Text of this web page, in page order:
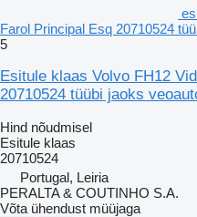
Farol Principal Esq 20710524
5
Esitule klaas Volvo FH12
20710524 tüübi jaoks
Hind nõudmisel
Esitule klaas
20710524
Portugal, Leiria
PERALTA & COUTINHO S.A.
Võta ühendust müüjaga